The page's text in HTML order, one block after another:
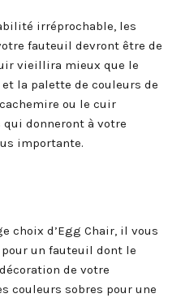
irréprochable, les
fauteuil devront être de
vieillira mieux que le
la palette de couleurs de
ou le cuir
donneront à votre
importante.
choix d’Egg Chair, il vous
un fauteuil dont le
de votre
couleurs sobres pour une